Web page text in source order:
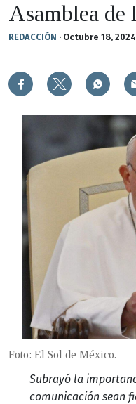
Asamblea de
REDACCIÓN · Octubre 18, 2024
Foto: El Sol de México.
Subrayó la
comunicación sean